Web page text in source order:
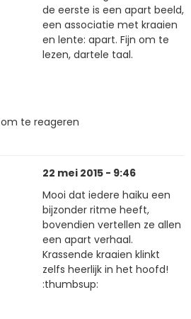
de eerste is een apart beeld,
een associatie met kraaien
en lente: apart. Fijn om te
lezen, dartele taal.
om te reageren
22 mei 2015 - 9:46
Mooi dat iedere haiku een
bijzonder ritme heeft,
bovendien vertellen ze allen
een apart verhaal.
Krassende kraaien klinkt
zelfs heerlijk in het hoofd!
:thumbsup: